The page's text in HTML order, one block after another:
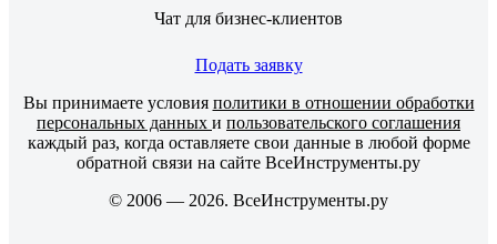
Чат для бизнес-клиентов
Подать заявку
Вы принимаете условия политики в отношении обработки
персональных данных и пользовательского соглашения
каждый раз, когда оставляете свои данные в любой форме
обратной связи на сайте ВсеИнструменты.ру
© 2006 — 2026. ВсеИнструменты.ру